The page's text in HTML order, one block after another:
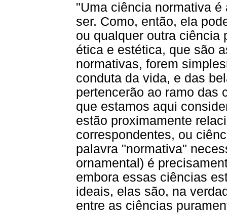
"Uma ciência normativa
ser. Como, então, ela
ou qualquer outra ciência
ética e estética, que são
normativas, forem
conduta da vida, e das
pertencerão ao ramo das
que estamos aqui
estão proximamente
correspondentes, ou
palavra "normativa"
ornamental) é
embora essas ciências
ideais, elas são, na
entre as ciências